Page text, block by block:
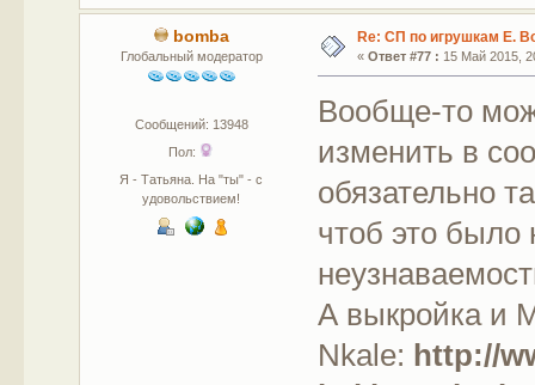
bomba
Глобальный модератор
Сообщений: 13948
Пол:
Я - Татьяна. На "ты" - с
удовольствием!
Re: СП по игрушкам Е.
« Ответ #77 : 15 Май 2015,
Вообще-то
изменить в
обязательно
чтоб это было
А выкройка и
Nkale: http://